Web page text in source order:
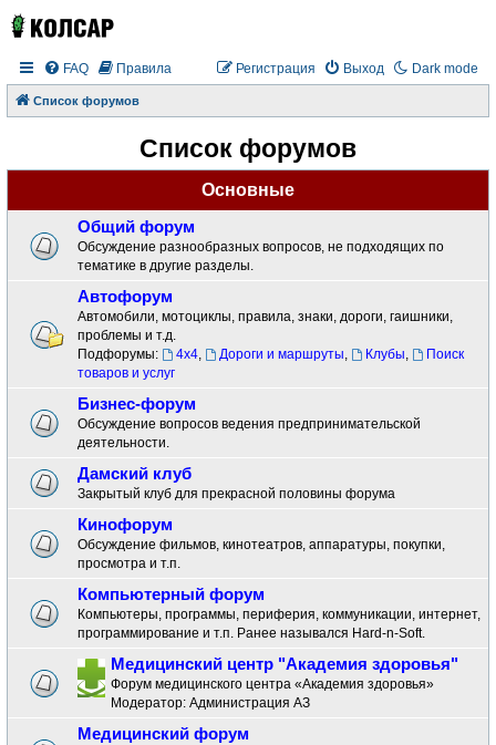
Dark mode
FAQ Правила Выход
Регистрация
Список форумов
Список форумов
Основные
Общий форум
Обсуждение разнообразных вопросов, не подходящих по
тематике в другие разделы.
Автофорум
Автомобили, мотоциклы, правила, знаки, дороги, гаишники,
проблемы и т.д.
Подфорумы:
4x4, Дороги и маршруты, Клубы,
Поиск
товаров и услуг
Бизнес-форум
Обсуждение вопросов ведения предпринимательской
деятельности.
Дамский клуб
Закрытый клуб для прекрасной половины форума
Кинофорум
Обсуждение фильмов, кинотеатров, аппаратуры, покупки,
просмотра и т.п.
Компьютерный форум
Компьютеры, программы, периферия, коммуникации, интернет,
программирование и т.п. Ранее назывался Hard-n-Soft.
Медицинский центр "Академия здоровья"
Форум медицинского центра «Академия здоровья»
Модератор: Администрация АЗ
Медицинский форум